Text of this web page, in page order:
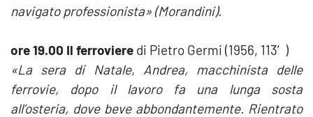
navigato professionista» (Morandini).
ore 19.00 Il ferroviere di Pietro Germi (1956, 113′)
«La sera di Natale, Andrea, macchinista delle
ferrovie, dopo il lavoro fa una lunga sosta
all’osteria, dove beve abbondantemente. Rientrato